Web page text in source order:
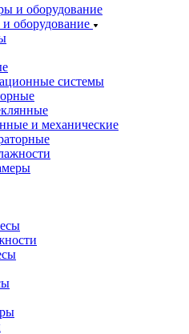
оборудование
системы
и механические